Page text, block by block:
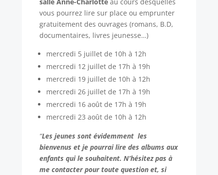
vous pourrez lire sur place ou emprunter
gratuitement des ouvrages (romans, B.D,
documentaires, livres jeunesse…)
mercredi 5 juillet de 10h à 12h
mercredi 12 juillet de 17h à 19h
mercredi 19 juillet de 10h à 12h
mercredi 26 juillet de 17h à 19h
mercredi 16 août de 17h à 19h
mercredi 23 août de 10h à 12h
“Les jeunes sont évidemment les
bienvenus et je pourrai lire des albums aux
enfants qui le souhaitent. N’hésitez pas à
me contacter pour toute question et, si